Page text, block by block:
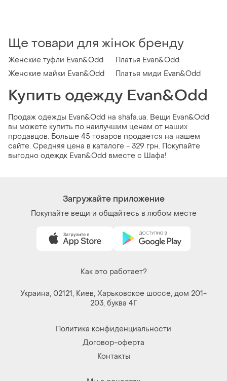
Ще товари для жінок бренду
Женские туфли Evan&Odd
Платья Evan&Odd
Женские майки Evan&Odd
Платья миди Evan&Odd
Купить одежду Evan&Odd
Продаж одежды Evan&Odd на shafa.ua. Вещи Evan&Odd
вы можете купить по наилучшим ценам от наших
продавцов. Больше 45 товаров продается на нашем
сайте. Средняя цена в каталоге - 329 грн. Покупайте
выгодно одеждк Evan&Odd вместе с Шафа!
Загружайте приложение
Покупайте вещи и общайтесь в любом месте
Как это работает?
Украина, 02121, Киев, Харьковское шоссе, дом 201-
203, буква 4Г
Политика конфиденциальности
Договор-оферта
Контакты